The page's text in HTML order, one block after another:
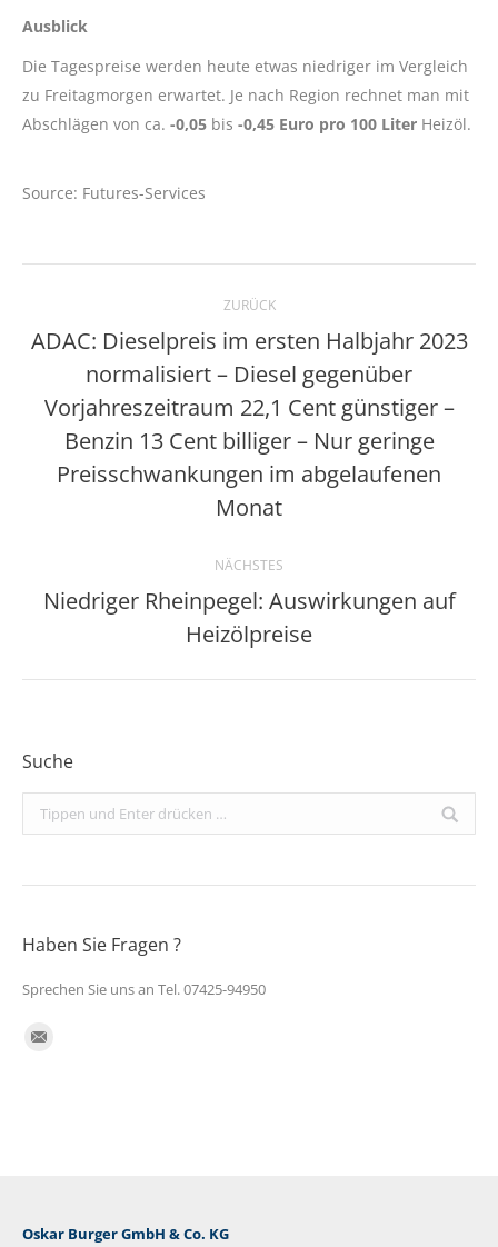
Ausblick
Die Tagespreise werden heute etwas niedriger im Vergleich
zu Freitagmorgen erwartet. Je nach Region rechnet man mit
Abschlägen von ca. -0,05 bis -0,45 Euro pro 100 Liter Heizöl.
Source: Futures-Services
Kommentarnavigation
ZURÜCK
Vorheriger
Beitrag:
ADAC: Dieselpreis im ersten Halbjahr 2023
normalisiert – Diesel gegenüber
Vorjahreszeitraum 22,1 Cent günstiger –
Benzin 13 Cent billiger – Nur geringe
Preisschwankungen im abgelaufenen
Monat
NÄCHSTES
Nächster
Beitrag:
Niedriger Rheinpegel: Auswirkungen auf
Heizölpreise
Suche
Search:
Haben Sie Fragen ?
Sprechen Sie uns an Tel. 07425-94950
Finden Sie uns auf:
Oskar Burger GmbH & Co. KG